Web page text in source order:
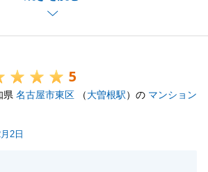
しては、最高の結果とはならず心苦
ましたが、最後ご賢明なご判断であ
しくお願いいたします。
5
県 名古屋市東区 （大曽根駅）の マンション
2日